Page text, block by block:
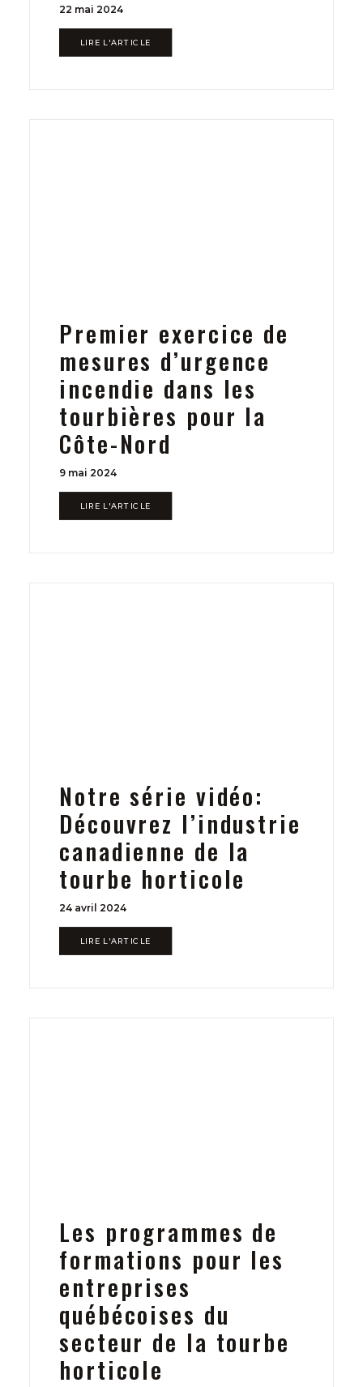
22 mai 2024
LIRE L'ARTICLE
Premier exercice de
mesures d’urgence
incendie dans les
tourbières pour la
Côte-Nord
9 mai 2024
LIRE L'ARTICLE
Notre série vidéo:
Découvrez l’industrie
canadienne de la
tourbe horticole
24 avril 2024
LIRE L'ARTICLE
Les programmes de
formations pour les
entreprises
québécoises du
secteur de la tourbe
horticole